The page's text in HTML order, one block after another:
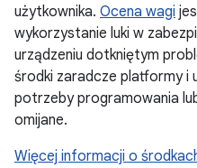
użytkownika. Ocena wagi
wykorzystanie luki w
urządzeniu dotkniętym
środki zaradcze platformy i
potrzeby programowania
omijane.
Więcej informacji o